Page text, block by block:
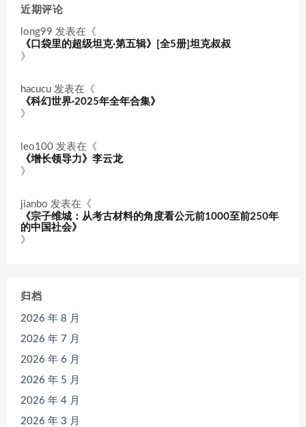
近期评论
long99 发表在《
《口袋里的超级坦克·第五辑》[全5册]坦克叔叔
》
hacucu 发表在《
《科幻世界·2025年全年合集》
》
leo100 发表在《
《增长领导力》李云龙
》
jianbo 发表在《
《宗子维城：从考古材料的角度看公元前1000至前250年
的中国社会》
》
归档
2026 年 8 月
2026 年 7 月
2026 年 6 月
2026 年 5 月
2026 年 4 月
2026 年 3 月